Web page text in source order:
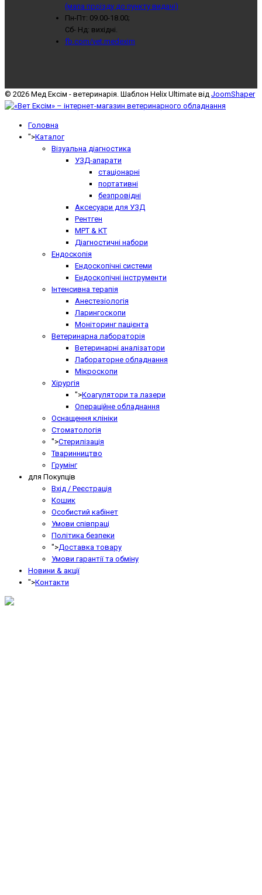
(мапа проїзду до пункту видачі)
Пн-Пт: 09.00-18.00;
Сб- Нд: вихідні.
fb.com/vet.medexim
© 2026 Мед Ексім - ветеринарія. Шаблон Helix Ultimate від JoomShaper
Головна
">Каталог
Візуальна діагностика
УЗД-апарати
стаціонарні
портативні
безпровідні
Аксесуари для УЗД
Рентген
МРТ & КТ
Діагностичні набори
Ендоскопія
Ендоскопічні системи
Ендоскопічні інструменти
Інтенсивна терапія
Анестезіологія
Ларингоскопи
Моніторинг пацієнта
Ветеринарна лабораторія
Ветеринарні аналізатори
Лабораторне обладнання
Мікроскопи
Хірургія
">Коагулятори та лазери
Операційне обладнання
Оснащення клініки
Стоматологія
">Стерилізація
Тваринництво
Грумінг
для Покупців
Вхід / Реєстрація
Кошик
Особистий кабінет
Умови співпраці
Політика безпеки
">Доставка товару
Умови гарантії та обміну
Новини & акції
">Контакти